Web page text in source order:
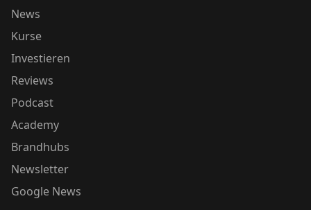
News
Kurse
Investieren
Reviews
Podcast
Academy
Brandhubs
Newsletter
Google News